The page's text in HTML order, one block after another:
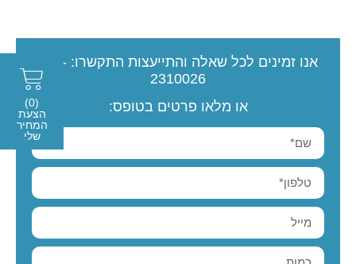
אנו זמינים לכל שאלה והתייעצות התקשרו: 077-
2310026
או מלאו פרטים בטופס:
(0)
הצעת
המחיר
שלי